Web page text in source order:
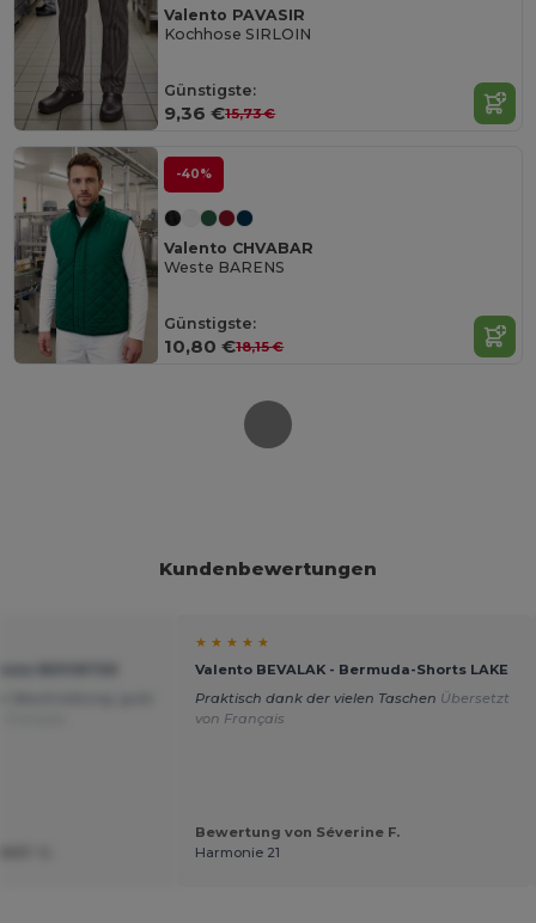
Valento PAVASIR
Kochhose SIRLOIN
Günstigste:
9,36 €15,73 €
-40%
Valento CHVABAR
Weste BARENS
Günstigste:
10,80 €18,15 €
Kundenbewertungen
★ ★ ★ ★ ★
Valento BEVALAK - Bermuda-Shorts LAKE
Praktisch dank der vielen Taschen Übersetzt
von Français
Bewertung von Séverine F.
Harmonie 21